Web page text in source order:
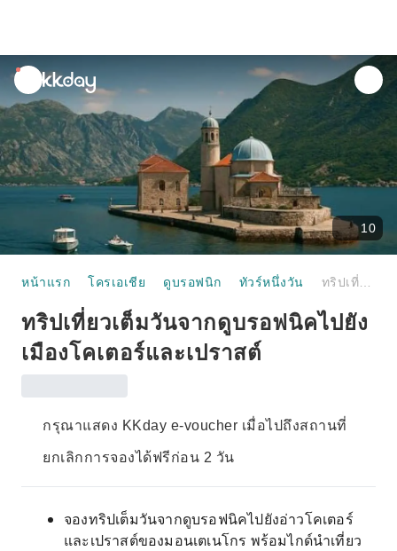
unread
notifications
10
หน้าแรก โครเอเชีย ดูบรอฟนิก ทัวร์หนึ่งวัน
ทริปเที่ยวเต็มวันจากดูบรอฟนิคไปยัง
เมืองโคเตอร์และเปราสต์
กรุณาแสดง KKday e-voucher เมื่อไปถึงสถานที่
ยกเลิกการจองได้ฟรีก่อน 2 วัน
จองทริปเต็มวันจากดูบรอฟนิคไปยังอ่าวโคเตอร์
และเปราสต์ของมอนเตเนโกร พร้อมไกด์นำเที่ยว